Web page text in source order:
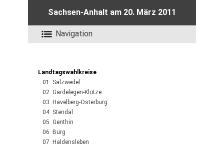
Sachsen-Anhalt am 20. März 2011
Navigation
Landtagswahlkreise
01 Salzwedel
02 Gardelegen-Klötze
03 Havelberg-Osterburg
04 Stendal
05 Genthin
06 Burg
07 Haldensleben